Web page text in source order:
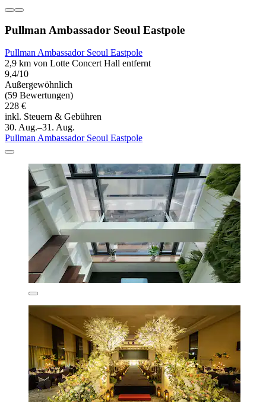
Pullman Ambassador Seoul Eastpole
Pullman Ambassador Seoul Eastpole
2,9 km von Lotte Concert Hall entfernt
9,4/10
Außergewöhnlich
(59 Bewertungen)
228 €
inkl. Steuern & Gebühren
30. Aug.–31. Aug.
Pullman Ambassador Seoul Eastpole